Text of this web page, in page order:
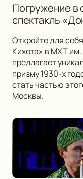
Погружение в
спектакль
Откройте для
Кихота» в МХТ
предлагает
призму 1930-х
стать частью
Москвы.